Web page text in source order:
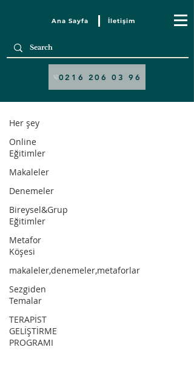
Ana Sayfa İletişim
0216 206 03 96
Her şey
Online
Eğitimler
Makaleler
Denemeler
Bireysel&Grup
Eğitimler
Metafor
Köşesi
makaleler,denemeler,metaforlar
Sezgiden
Temalar
TERAPİST
GELİŞTİRME
PROGRAMI